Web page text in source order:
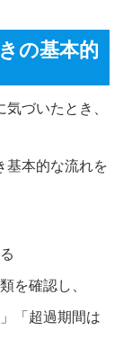
の基本的
づいたとき、
基本的な流れを
を確認し、
「超過期間は